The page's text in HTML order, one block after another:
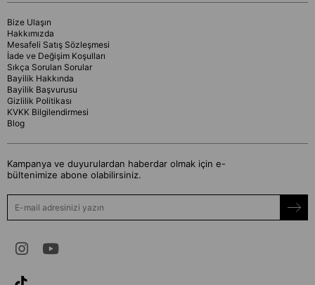
Bize Ulaşın
Hakkımızda
Mesafeli Satış Sözleşmesi
İade ve Değişim Koşulları
Sıkça Sorulan Sorular
Bayilik Hakkında
Bayilik Başvurusu
Gizlilik Politikası
KVKK Bilgilendirmesi
Blog
Kampanya ve duyurulardan haberdar olmak için e-
bültenimize abone olabilirsiniz.